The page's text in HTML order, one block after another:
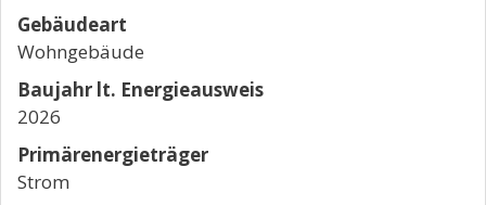
Gebäudeart
Wohngebäude
Baujahr lt. Energieausweis
2026
Primärenergieträger
Strom